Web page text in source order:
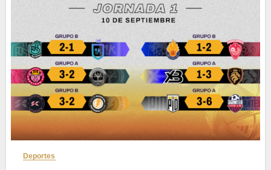
Deportes